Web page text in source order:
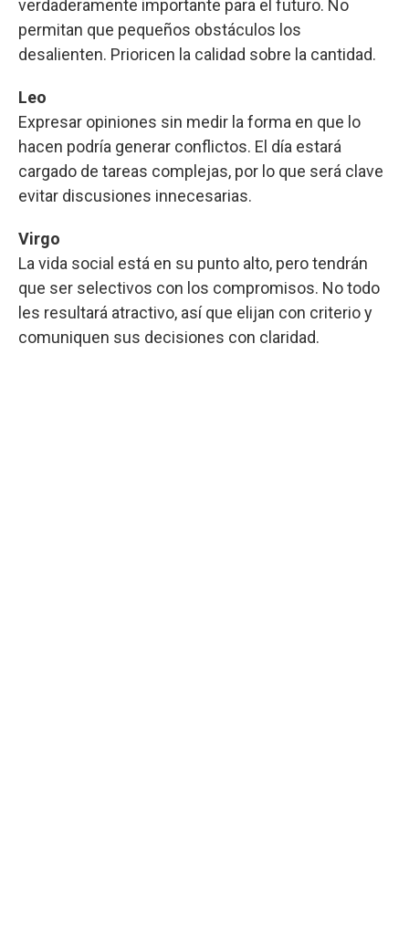
verdaderamente importante para el futuro. No
permitan que pequeños obstáculos los
desalienten. Prioricen la calidad sobre la cantidad.
Leo
Expresar opiniones sin medir la forma en que lo
hacen podría generar conflictos. El día estará
cargado de tareas complejas, por lo que será clave
evitar discusiones innecesarias.
Virgo
La vida social está en su punto alto, pero tendrán
que ser selectivos con los compromisos. No todo
les resultará atractivo, así que elijan con criterio y
comuniquen sus decisiones con claridad.